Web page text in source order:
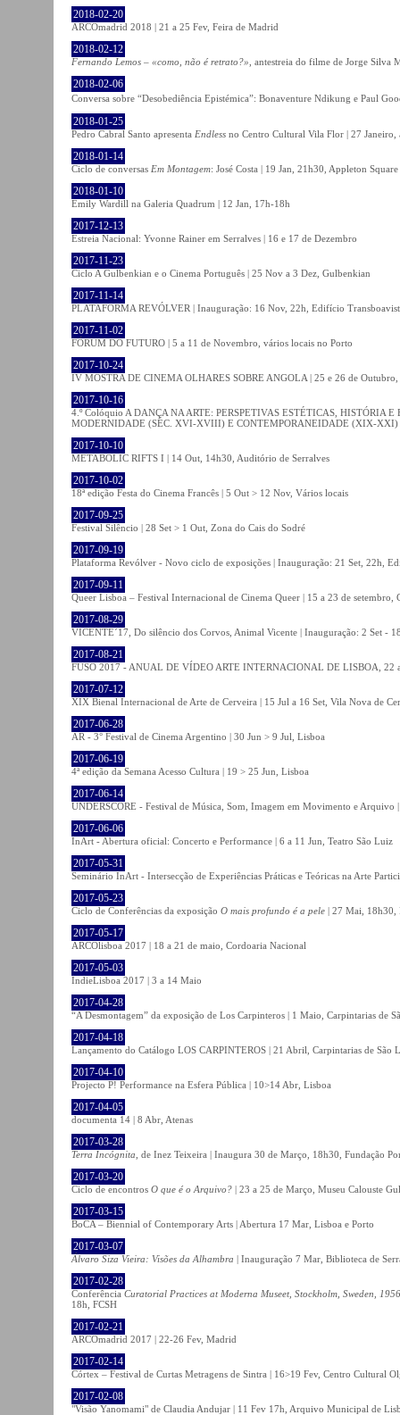
2018-02-20
ARCOmadrid 2018 | 21 a 25 Fev, Feira de Madrid
2018-02-12
Fernando Lemos – «como, não é retrato?» , antestreia do filme de Jorge Silva
2018-02-06
Conversa sobre “Desobediência Epistémica”: Bonaventure Ndikung e Paul
2018-01-25
Pedro Cabral Santo apresenta Endless no Centro Cultural Vila Flor | 27 Janeiro,
2018-01-14
Ciclo de conversas Em Montagem: José Costa | 19 Jan, 21h30, Appleton Square
2018-01-10
Emily Wardill na Galeria Quadrum | 12 Jan, 17h-18h
2017-12-13
Estreia Nacional: Yvonne Rainer em Serralves | 16 e 17 de Dezembro
2017-11-23
Ciclo A Gulbenkian e o Cinema Português | 25 Nov a 3 Dez, Gulbenkian
2017-11-14
PLATAFORMA REVÓLVER | Inauguração: 16 Nov, 22h, Edifício
2017-11-02
FÓRUM DO FUTURO | 5 a 11 de Novembro, vários locais no Porto
2017-10-24
IV MOSTRA DE CINEMA OLHARES SOBRE ANGOLA | 25 e 26 de
2017-10-16
4.º Colóquio A DANÇA NA ARTE: PERSPETIVAS ESTÉTICAS, HISTÓRIA
MODERNIDADE (SÉC. XVI-XVIII) E CONTEMPORANEIDADE (XIX-XXI)
2017-10-10
METABOLIC RIFTS I | 14 Out, 14h30, Auditório de Serralves
2017-10-02
18ª edição Festa do Cinema Francês | 5 Out > 12 Nov, Vários locais
2017-09-25
Festival Silêncio | 28 Set > 1 Out, Zona do Cais do Sodré
2017-09-19
Plataforma Revólver - Novo ciclo de exposições | Inauguração: 21 Set, 22h,
2017-09-11
Queer Lisboa – Festival Internacional de Cinema Queer | 15 a 23 de setembro,
2017-08-29
VICENTE´17, Do silêncio dos Corvos, Animal Vicente | Inauguração: 2 Set -
2017-08-21
FUSO 2017 - ANUAL DE VÍDEO ARTE INTERNACIONAL DE LISBOA, 22
2017-07-12
XIX Bienal Internacional de Arte de Cerveira | 15 Jul a 16 Set, Vila Nova de
2017-06-28
AR - 3° Festival de Cinema Argentino | 30 Jun > 9 Jul, Lisboa
2017-06-19
4ª edição da Semana Acesso Cultura | 19 > 25 Jun, Lisboa
2017-06-14
UNDERSCORE - Festival de Música, Som, Imagem em Movimento e Arquivo
2017-06-06
InArt - Abertura oficial: Concerto e Performance | 6 a 11 Jun, Teatro São Luiz
2017-05-31
Seminário InArt - Intersecção de Experiências Práticas e Teóricas na Arte
2017-05-23
Ciclo de Conferências da exposição O mais profundo é a pele | 27 Mai, 18h30,
2017-05-17
ARCOlisboa 2017 | 18 a 21 de maio, Cordoaria Nacional
2017-05-03
IndieLisboa 2017 | 3 a 14 Maio
2017-04-28
“A Desmontagem” da exposição de Los Carpinteros | 1 Maio, Carpintarias de
2017-04-18
Lançamento do Catálogo LOS CARPINTEROS | 21 Abril, Carpintarias de São
2017-04-10
Projecto P! Performance na Esfera Pública | 10>14 Abr, Lisboa
2017-04-05
documenta 14 | 8 Abr, Atenas
2017-03-28
Terra Incógnita , de Inez Teixeira | Inaugura 30 de Março, 18h30, Fundação
2017-03-20
Ciclo de encontros O que é o Arquivo? | 23 a 25 de Março, Museu Calouste
2017-03-15
BoCA – Biennial of Contemporary Arts | Abertura 17 Mar, Lisboa e Porto
2017-03-07
Álvaro Siza Vieira: Visões da Alhambra | Inauguração 7 Mar, Biblioteca de
2017-02-28
Conferência Curatorial Practices at Moderna Museet, Stockholm, Sweden,
18h, FCSH
2017-02-21
ARCOmadrid 2017 | 22-26 Fev, Madrid
2017-02-14
Córtex – Festival de Curtas Metragens de Sintra | 16>19 Fev, Centro Cultural
2017-02-08
"Visão Yanomami" de Claudia Andujar | 11 Fev 17h, Arquivo Municipal de